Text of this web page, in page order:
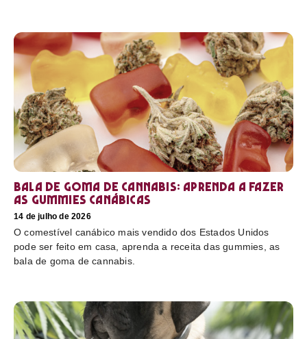
Bala de goma de cannabis: aprenda a fazer
as gummies canábicas
14 de julho de 2026
O comestível canábico mais vendido dos Estados Unidos
pode ser feito em casa, aprenda a receita das gummies, as
bala de goma de cannabis.